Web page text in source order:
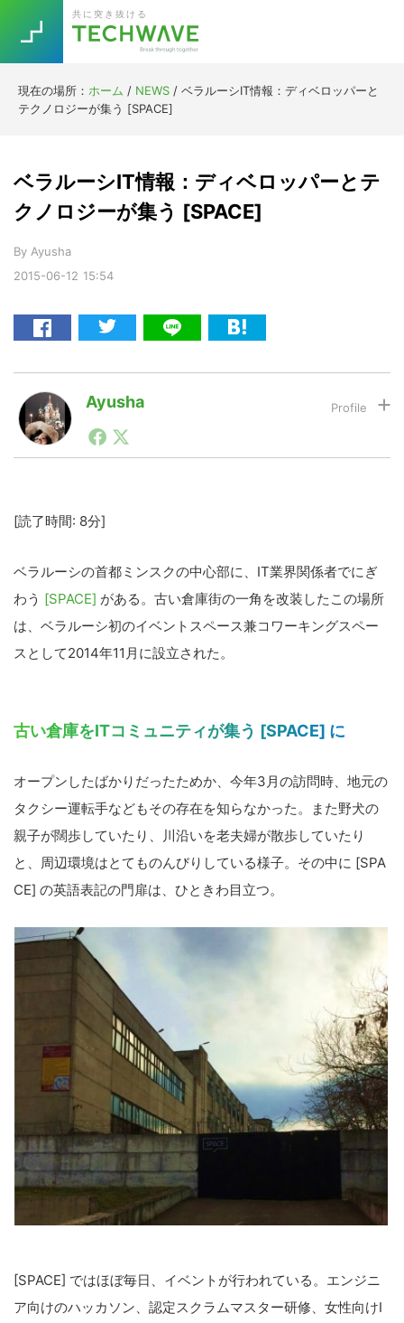
primary
navigation
main
content
primary
sidebar
footer
共に突き抜ける
現在の場所： ホーム / NEWS / ベラルーシIT情報：ディベロッパーと
テクノロジーが集う [SPACE]
2015-06-12 15:54
ベラルーシIT情報：ディベロッパーとテ
クノロジーが集う [SPACE]
By Ayusha
Ayusha
モスクワ駐在中に「ロシアのモバイルアプリ業界で最も
有名な日本人、 Аюша（アユーシャ）」と呼ばれはじ
[読了時間: 8分]
ベラルーシの首都ミンスクの中心部に、IT業界関係者でにぎ
わう [SPACE] がある。古い倉庫街の一角を改装したこの場所
は、ベラルーシ初のイベントスペース兼コワーキングスペー
スとして2014年11月に設立された。
古い倉庫をITコミュニティが集う [SPACE] に
オープンしたばかりだったためか、今年3月の訪問時、地元の
タクシー運転手などもその存在を知らなかった。また野犬の
親子が闊歩していたり、川沿いを老夫婦が散歩していたり
と、周辺環境はとてものんびりしている様子。その中に [SPA
CE] の英語表記の門扉は、ひときわ目立つ。
[SPACE] ではほぼ毎日、イベントが行われている。エンジニ
ア向けのハッカソン、認定スクラムマスター研修、女性向けI
TOPICS
RE:LIFE
Re:Work
AI
Drone
VR/AR
[Startup]
[Voice Edition]
[YouTube]
投資家登録
特集
Block Data Bank
Trend 今話題の注目キーワード
5G Asana テレワーク